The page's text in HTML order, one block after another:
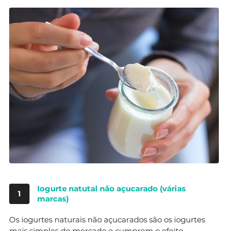
1
Iogurte natutal não açucarado (várias
marcas)
Os iogurtes naturais não açucarados são os iogurtes